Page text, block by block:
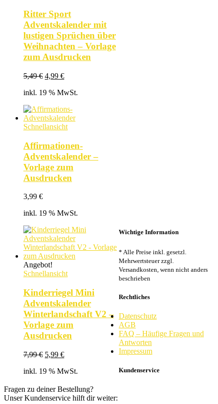
Ritter Sport
Adventskalender mit
lustigen Sprüchen über
Weihnachten – Vorlage
zum Ausdrucken
5,49€ Ursprünglicher
war:
4,99 €Aktueller
ist:
inkl. 19 % MwSt.
Schnellansicht
Affirmationen-
Adventskalender –
Vorlage zum
Ausdrucken
3,99 €
inkl. 19 % MwSt.
Angebot!
Schnellansicht
Kinderriegel Mini
Adventskalender
Winterlandschaft V2 –
Vorlage zum
Ausdrucken
7,99€ Ursprünglicher
war:
5,99 €Aktueller
ist:
inkl. 19 % MwSt.
Wichtige Information
* Alle Preise inkl. gesetzl.
Mehrwertsteuer zzgl.
Versandkosten, wenn nicht anders
beschrieben
Rechtliches
Datenschutz
AGB
FAQ – Häufige Fragen und
Antworten
Impressum
Kundenservice
Fragen zu deiner Bestellung?
Unser Kundenservice hilft dir weiter: